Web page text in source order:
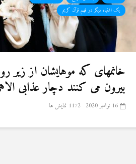
یک اشتباه دیگر در فهم قرآن کریم
خانمهای که موهایشان از زیر
بیرون می کنند دچار عذابی
16 نوامبر 2020 1172 نمایش ها